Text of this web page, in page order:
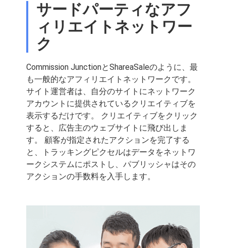
サードパーティなアフ
ィリエイトネットワー
ク
Commission JunctionとShareaSaleのように、最
も一般的なアフィリエイトネットワークです。
サイト運営者は、自分のサイトにネットワーク
アカウントに提供されているクリエイティブを
表示するだけです。 クリエイティブをクリック
すると、広告主のウェブサイトに飛び出しま
す。 顧客が指定されたアクションを完了する
と、トラッキングピクセルはデータをネットワ
ークシステムにポストし、パブリッシャはその
アクションの手数料を入手します。